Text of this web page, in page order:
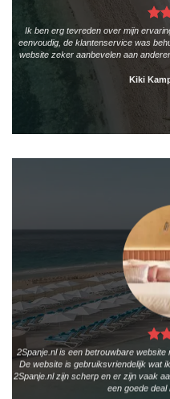
Ik ben erg tevreden over mijn
eenvoudig, de klantenservice was
website zeker aanbevelen aan
Kiki
2Spanje.nl is een betrouwbare
De website is gebruiksvriendelijk wat
2Spanje.nl zijn scherp en er zijn vaak
een goede deal